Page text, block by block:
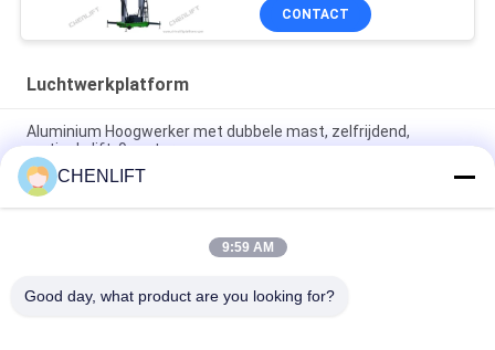
CONTACT
Luchtwerkplatform
Aluminium Hoogwerker met dubbele mast, zelfrijdend,
verticale lift, 9 meter
10 meter hoog luchtwerkplatform met dubbele masten
Hydraulische verticale lifttafel
Aluminium Type Hoogwerker met Hefhoogte 14m
CHENLIFT
9:59 AM
Good day, what product are you looking for?